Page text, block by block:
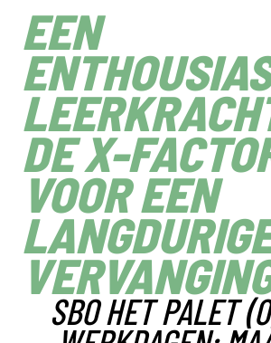
EEN
DE X-
VOOR EEN
SBO HET PALET